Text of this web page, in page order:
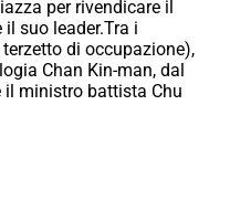
per rivendicare il
suo leader.Tra i
terzetto di occupazione),
Chan Kin-man, dal
il ministro battista Chu